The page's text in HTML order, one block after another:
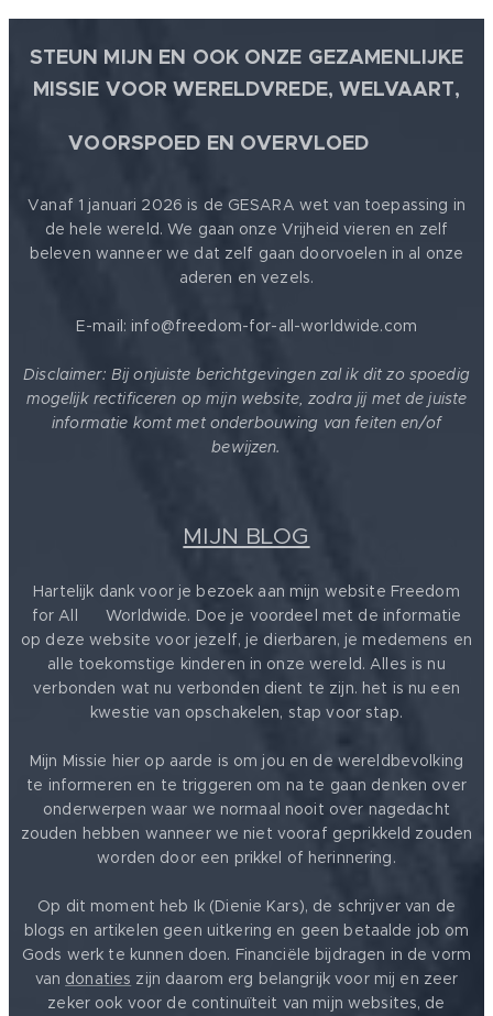
We zullen jou
missen in ons
Gelukkig laat je
veel van jouw
Gedachtegoed
Dank je wel
voor wie je was
en wat je hebt
gedaan...
STEUN MIJN EN OOK ONZE GEZAMENLIJKE
MISSIE VOOR WERELDVREDE, WELVAART,
VOORSPOED EN OVERVLOED
Vanaf 1 januari 2026 is de GESARA wet van toepassing in
de hele wereld. We gaan onze Vrijheid vieren en zelf
beleven wanneer we dat zelf gaan doorvoelen in al onze
aderen en vezels.
E-mail: info@freedom-for-all-worldwide.com
Disclaimer: Bij onjuiste berichtgevingen zal ik dit zo spoedig
mogelijk rectificeren op mijn website, zodra jij met de juiste
informatie komt met onderbouwing van feiten en/of
bewijzen.
MIJN BLOG
Hartelijk dank voor je bezoek aan mijn website Freedom
for All ❤️ Worldwide. Doe je voordeel met de informatie
op deze website voor jezelf, je dierbaren, je medemens en
alle toekomstige kinderen in onze wereld. Alles is nu
verbonden wat nu verbonden dient te zijn. het is nu een
kwestie van opschakelen, stap voor stap.
Mijn Missie hier op aarde is om jou en de wereldbevolking
te informeren en te triggeren om na te gaan denken over
onderwerpen waar we normaal nooit over nagedacht
zouden hebben wanneer we niet vooraf geprikkeld zouden
worden door een prikkel of herinnering.
Op dit moment heb Ik (Dienie Kars), de schrijver van de
blogs en artikelen geen uitkering en geen betaalde job om
Gods werk te kunnen doen. Financiële bijdragen in de vorm
van donaties zijn daarom erg belangrijk voor mij en zeer
zeker ook voor de continuïteit van mijn websites, de